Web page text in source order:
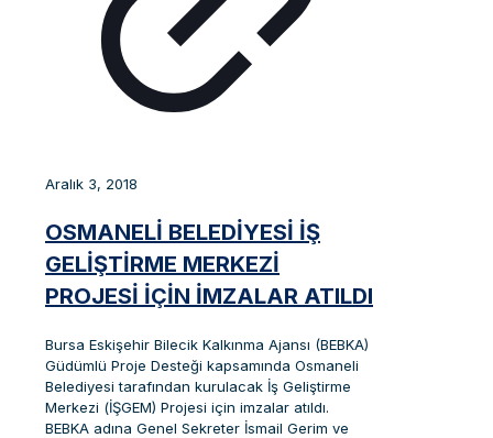
Aralık 3, 2018
OSMANELİ BELEDİYESİ İŞ
GELİŞTİRME MERKEZİ
PROJESİ İÇİN İMZALAR ATILDI
Bursa Eskişehir Bilecik Kalkınma Ajansı (BEBKA)
Güdümlü Proje Desteği kapsamında Osmaneli
Belediyesi tarafından kurulacak İş Geliştirme
Merkezi (İŞGEM) Projesi için imzalar atıldı.
BEBKA adına Genel Sekreter İsmail Gerim ve